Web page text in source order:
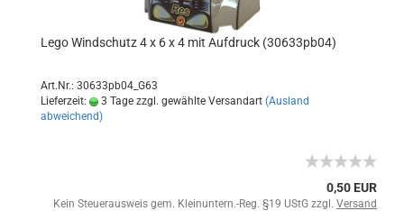
Lego Windschutz 4 x 6 x 4 mit Aufdruck (30633pb04)
Art.Nr.: 30633pb04_G63
Lieferzeit:
3 Tage zzgl. gewählte Versandart (Ausland
abweichend)
0,50 EUR
Kein Steuerausweis gem. Kleinuntern.-Reg. §19 UStG zzgl. Versand